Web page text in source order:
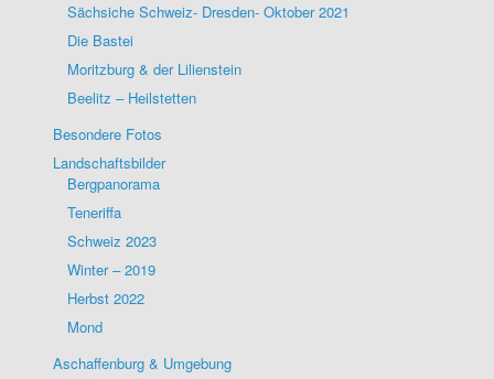
Sächsiche Schweiz- Dresden- Oktober 2021
Die Bastei
Moritzburg & der Lilienstein
Beelitz – Heilstetten
Besondere Fotos
Landschaftsbilder
Bergpanorama
Teneriffa
Schweiz 2023
Winter – 2019
Herbst 2022
Mond
Aschaffenburg & Umgebung